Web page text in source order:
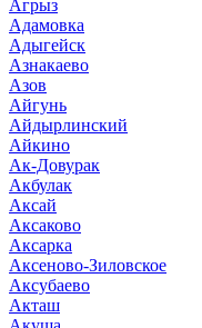
Агрыз
Адамовка
Адыгейск
Азнакаево
Азов
Айгунь
Айдырлинский
Айкино
Ак-Довурак
Акбулак
Аксай
Аксаково
Аксарка
Аксеново-Зиловское
Аксубаево
Акташ